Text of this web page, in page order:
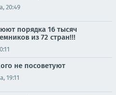
20:49
порядка 16 тысяч
из 72 стран!!!
не посоветуют
19:11